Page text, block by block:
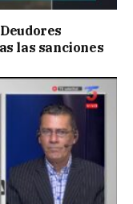
las sanciones